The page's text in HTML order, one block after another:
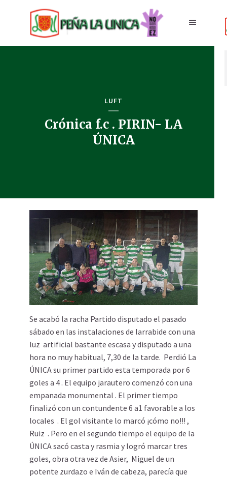
LUFT
Crónica f.c . PIRIN- LA
ÚNICA
Se acabó la racha Partido disputado el pasado
sábado en las instalaciones de larrabide con una
luz artificial bastante escasa y disputado a una
hora no muy habitual, 7,30 de la tarde. Perdió La
ÚNICA su primer partido esta temporada por 6
goles a 4 . El equipo jarautero comenzó con una
empanada monumental . El primer tiempo
finalizó con un contundente 6 a1 favorable a los
locales . El gol visitante lo marcó ¡cómo no!!! ,
Ruiz . Pero en el segundo tiempo el equipo de la
ÚNICA sacó casta y rasmia y logró marcar tres
goles, obra otra vez de Asier, Miguel de un
potente zurdazo e Iván de cabeza, parecía que